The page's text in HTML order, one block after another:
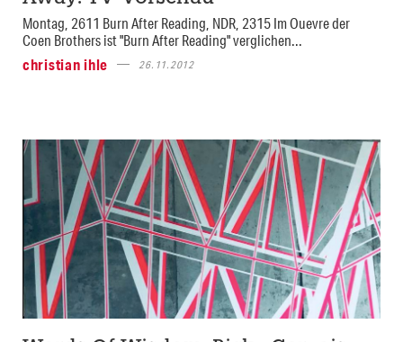
Montag, 2611 Burn After Reading, NDR, 2315 Im Ouevre der
Coen Brothers ist "Burn After Reading" verglichen...
christian ihle
26.11.2012